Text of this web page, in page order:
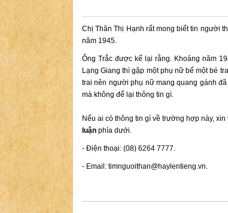
Chị Thân Thị Hạnh rất mong biết tin người
năm 1945.
Ông Trắc được kể lại rằng. Khoảng năm
Lạng Giang thì gặp một phụ nữ bế một bé
trai nên người phụ nữ mang quang gánh
mà không để lại thông tin gì.
Nếu ai có thông tin gì về trường hợp này,
luận phía dưới.
- Điện thoại: (08) 6264 7777.
- Email: timnguoithan@haylentieng.vn.